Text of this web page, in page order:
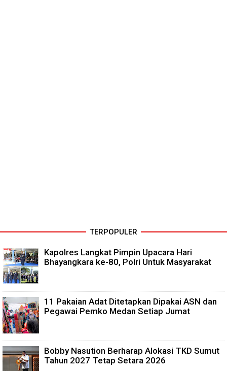
TERPOPULER
Kapolres Langkat Pimpin Upacara Hari
Bhayangkara ke-80, Polri Untuk Masyarakat
11 Pakaian Adat Ditetapkan Dipakai ASN dan
Pegawai Pemko Medan Setiap Jumat
Bobby Nasution Berharap Alokasi TKD Sumut
Tahun 2027 Tetap Setara 2026